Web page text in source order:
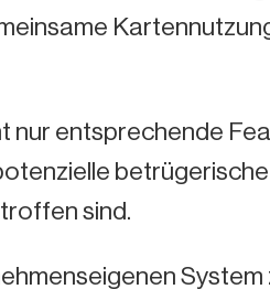
nur entsprechende
sind.